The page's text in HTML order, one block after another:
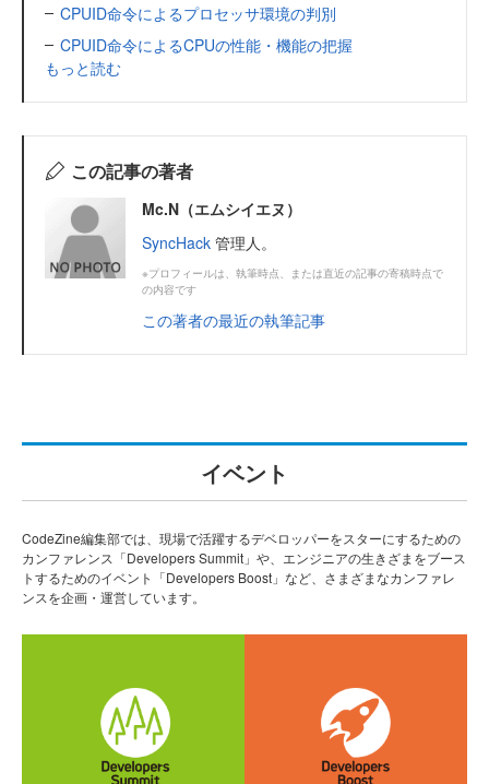
CPUID命令によるプロセッサ環境の判別
CPUID命令によるCPUの性能・機能の把握
もっと読む
この記事の著者
Mc.N（エムシイエヌ）
SyncHack 管理人。
※プロフィールは、執筆時点、または直近の記事の寄稿時点で
の内容です
この著者の最近の執筆記事
イベント
CodeZine編集部では、現場で活躍するデベロッパーをスターにするための
カンファレンス「Developers Summit」や、エンジニアの生きざまをブース
トするためのイベント「Developers Boost」など、さまざまなカンファレ
ンスを企画・運営しています。